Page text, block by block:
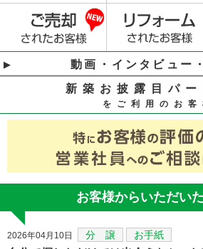
動画・インタビュー
新築お披露目パー
をご利用のお客
お客様からいただい
2026年04月10日 分 譲 お手紙